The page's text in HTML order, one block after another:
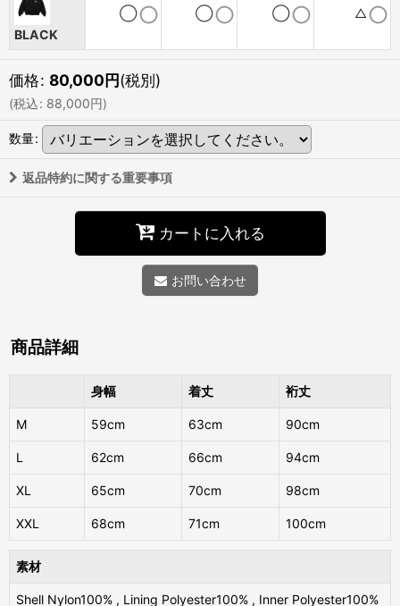
BLACK
◯ ◯ ◯ △
価格: 80,000円(税別)
(税込: 88,000円)
数量:
返品特約に関する重要事項
カートに入れる
お問い合わせ
商品詳細
身幅 着丈 裄丈
M 59cm 63cm 90cm
L 62cm 66cm 94cm
XL 65cm 70cm 98cm
XXL 68cm 71cm 100cm
素材
Shell Nylon100% , Lining Polyester100% , Inner Polyester100%